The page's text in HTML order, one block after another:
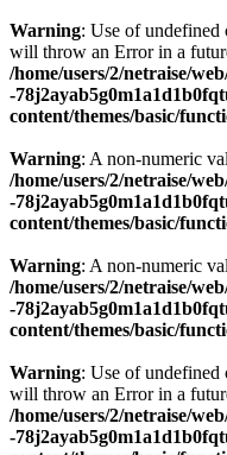
Warning: Use of undefined
will throw an Error in a
/home/users/2/netraise/
-
content/themes/basic/
Warning: A non-numeric
/home/users/2/netraise/
-
content/themes/basic/
Warning: A non-numeric
/home/users/2/netraise/
-
content/themes/basic/
Warning: Use of undefined
will throw an Error in a
/home/users/2/netraise/
-